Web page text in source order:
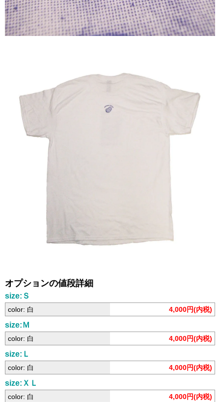
オプションの値段詳細
size:Ｓ
color: 白 4,000円(内税)
size:Ｍ
color: 白 4,000円(内税)
size:Ｌ
color: 白 4,000円(内税)
size:ＸＬ
color: 白 4,000円(内税)